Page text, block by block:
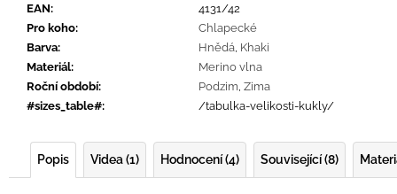
EAN:
4131/42
Pro koho:
Chlapecké
Barva: Hnědá Khaki
Materiál:
Merino vlna
Roční období: Podzim Zima
#sizes_table#: /tabulka-velikosti-kukly/
Popis Videa (1) Hodnocení (4) Související (8)